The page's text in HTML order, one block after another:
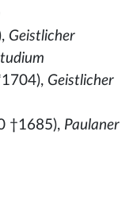
Geistlicher
Geistlicher
†1685), Paulaner